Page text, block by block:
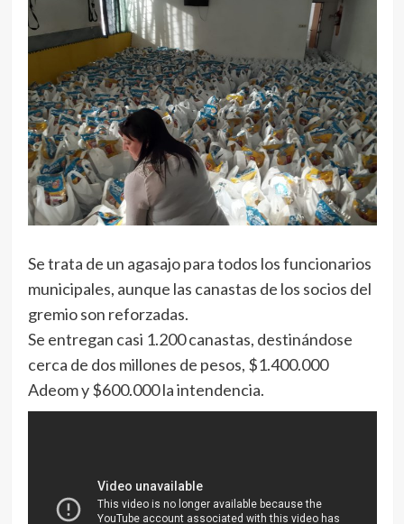
Se trata de un agasajo para todos los funcionarios
municipales, aunque las canastas de los socios del
gremio son reforzadas.
Se entregan casi 1.200 canastas, destinándose
cerca de dos millones de pesos, $1.400.000
Adeom y $600.000 la intendencia.